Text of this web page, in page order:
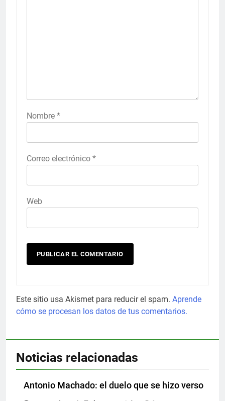
Nombre *
Correo electrónico *
Web
Este sitio usa Akismet para reducir el spam. Aprende
cómo se procesan los datos de tus comentarios.
Noticias relacionadas
Antonio Machado: el duelo que se hizo verso